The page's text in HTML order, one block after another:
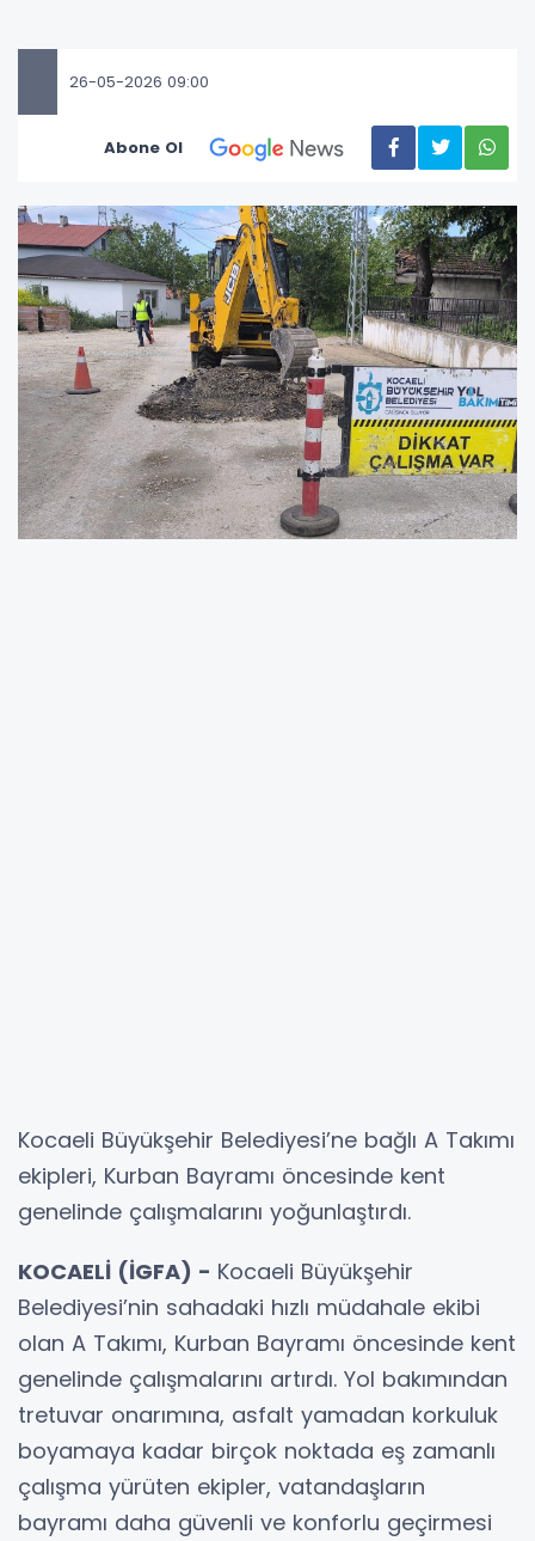
26-05-2026 09:00
Abone Ol
Kocaeli Büyükşehir Belediyesi’ne bağlı A Takımı
ekipleri, Kurban Bayramı öncesinde kent
genelinde çalışmalarını yoğunlaştırdı.
KOCAELİ (İGFA) - Kocaeli Büyükşehir
Belediyesi’nin sahadaki hızlı müdahale ekibi
olan A Takımı, Kurban Bayramı öncesinde kent
genelinde çalışmalarını artırdı. Yol bakımından
tretuvar onarımına, asfalt yamadan korkuluk
boyamaya kadar birçok noktada eş zamanlı
çalışma yürüten ekipler, vatandaşların
bayramı daha güvenli ve konforlu geçirmesi